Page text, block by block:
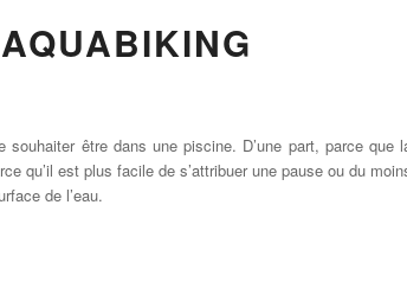
être dans une piscine. D’une part, parce que
qu’il est plus facile de s’attribuer une pause ou du
de l’eau.